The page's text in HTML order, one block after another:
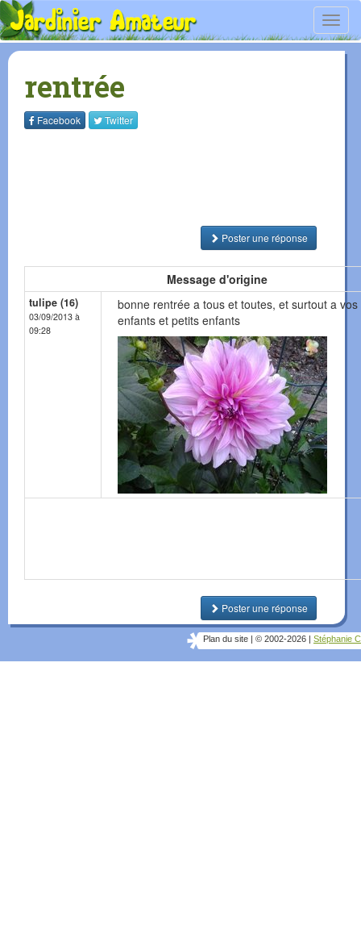
rentrée
Facebook Twitter
Poster une réponse
Message d'origine
tulipe (16)
03/09/2013 à
09:28
bonne rentrée a tous et toutes, et surtout a vos
enfants et petits enfants
Poster une réponse
Plan du site © 2002-2026 Stéphanie C